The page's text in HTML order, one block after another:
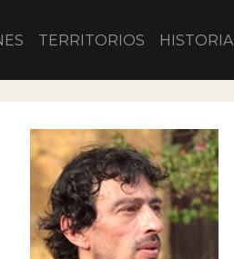
TERRITORIOS HISTORIA